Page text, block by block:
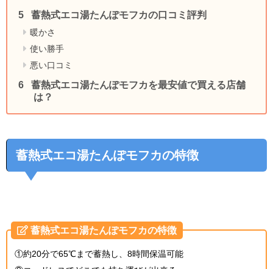
蓄熱式エコ湯たんぽモフカの口コミ評判
暖かさ
使い勝手
悪い口コミ
蓄熱式エコ湯たんぽモフカを最安値で買える店舗
は？
蓄熱式エコ湯たんぽモフカの特徴
蓄熱式エコ湯たんぽモフカの特徴
①約20分で65℃まで蓄熱し、8時間保温可能